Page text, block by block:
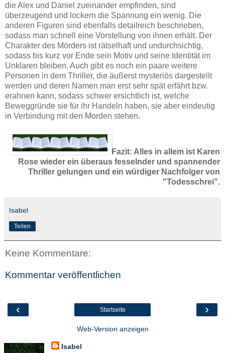
die Alex und Daniel zueinander empfinden, sind
überzeugend und lockern die Spannung ein wenig. Die
anderen Figuren sind ebenfalls detailreich beschrieben,
sodass man schnell eine Vorstellung von ihnen erhält. Der
Charakter des Mörders ist rätselhaft und undurchsichtig,
sodass bis kurz vor Ende sein Motiv und seine Identität im
Unklaren bleiben. Auch gibt es noch ein paare weitere
Personen in dem Thriller, die äußerst mysteriös dargestellt
werden und deren Namen man erst sehr spät erfährt bzw.
erahnen kann, sodass schwer ersichtlich ist, welche
Beweggründe sie für ihr Handeln haben, sie aber eindeutig
in Verbindung mit den Morden stehen.
Fazit: Alles in allem ist Karen
Rose wieder ein überaus fesselnder und spannender
Thriller gelungen und ein würdiger Nachfolger von
"Todesschrei".
Isabel
Teilen
Keine Kommentare:
Kommentar veröffentlichen
‹ ›
Startseite
Web-Version anzeigen
Isabel